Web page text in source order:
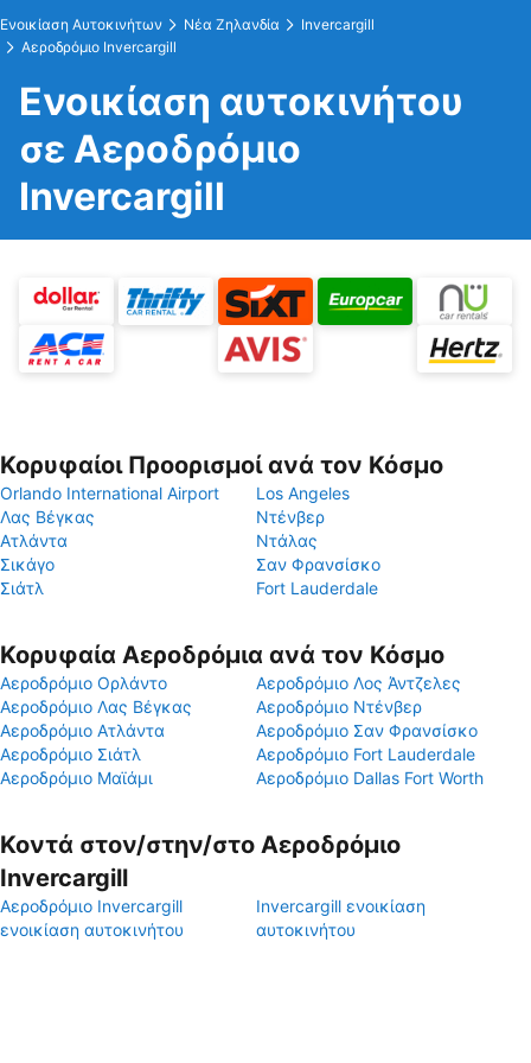
Ενοικίαση Αυτοκινήτων Νέα Ζηλανδία
Invercargill
Αεροδρόμιο Invercargill
Ενοικίαση αυτοκινήτου
σε Αεροδρόμιο
Invercargill
Κορυφαίοι Προορισμοί ανά τον Κόσμο
Orlando International Airport
Los Angeles
Λας Βέγκας
Ντένβερ
Ατλάντα
Ντάλας
Σικάγο
Σαν Φρανσίσκο
Σιάτλ
Fort Lauderdale
Κορυφαία Αεροδρόμια ανά τον Κόσμο
Αεροδρόμιο Ορλάντο
Αεροδρόμιο Λος Άντζελες
Αεροδρόμιο Λας Βέγκας
Αεροδρόμιο Ντένβερ
Αεροδρόμιο Ατλάντα
Αεροδρόμιο Σαν Φρανσίσκο
Αεροδρόμιο Σιάτλ
Αεροδρόμιο Fort Lauderdale
Αεροδρόμιο Μαϊάμι
Αεροδρόμιο Dallas Fort Worth
Κοντά στον/στην/στο Αεροδρόμιο
Invercargill
Αεροδρόμιο Invercargill
ενοικίαση αυτοκινήτου
Invercargill ενοικίαση
αυτοκινήτου